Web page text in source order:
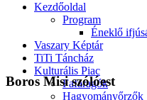
Kezdőoldal
Program
Éneklő
Vaszary Képtár
TiTi Táncház
Kulturális Piac
Fafaragók
Hagyományőrzők
Boros Misi szólóest